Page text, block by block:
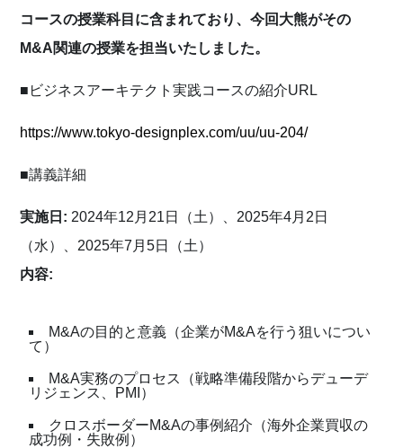
コースの授業科目に含まれており、今回大熊がその
M&A関連の授業を担当いたしました。
■ビジネスアーキテクト実践コースの紹介URL
https://www.tokyo-designplex.com/uu/uu-204/
■講義詳細
実施日: 2024年12月21日（土）、2025年4月2日
（水）、2025年7月5日（土）
内容:
M&Aの目的と意義（企業がM&Aを行う狙いについ
て）
M&A実務のプロセス（戦略準備段階からデューデ
リジェンス、PMI）
クロスボーダーM&Aの事例紹介（海外企業買収の
成功例・失敗例）